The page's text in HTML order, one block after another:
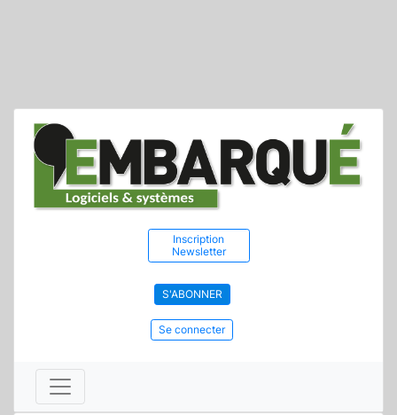
Inscription
Newsletter
S'ABONNER
Se connecter